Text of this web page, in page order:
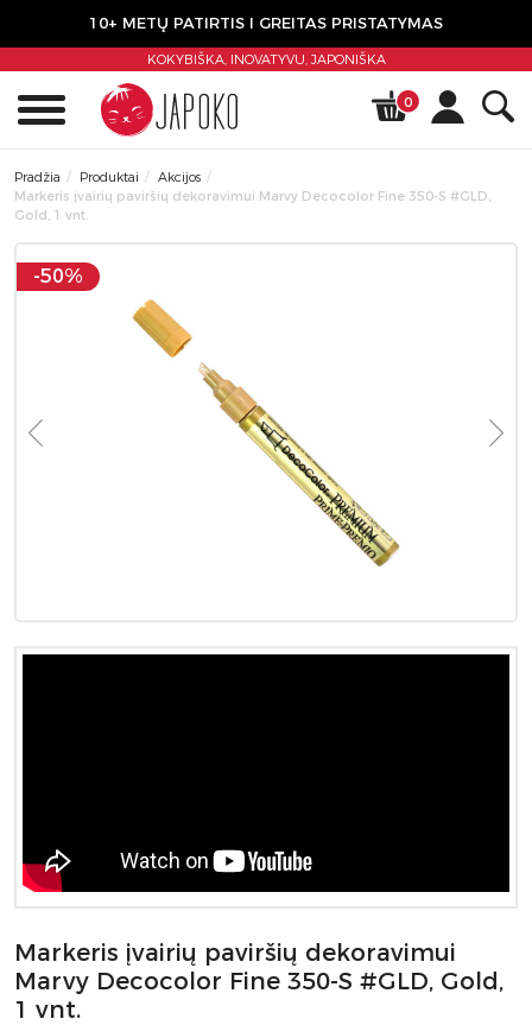
10+ METŲ PATIRTIS I GREITAS PRISTATYMAS
KOKYBIŠKA, INOVATYVU,JAPONIŠKA
0
Pradžia Produktai
Akcijos
Markeris įvairių paviršių dekoravimui Marvy Decocolor Fine 350-S #GLD,
Gold, 1 vnt.
-50%
Markeris įvairių paviršių dekoravimui
Marvy Decocolor Fine 350-S #GLD, Gold,
1 vnt.